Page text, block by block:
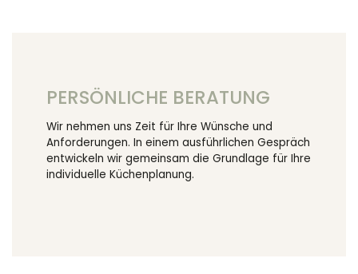
PERSÖNLICHE BERATUNG
Wir nehmen uns Zeit für Ihre Wünsche und
Anforderungen. In einem ausführlichen Gespräch
entwickeln wir gemeinsam die Grundlage für Ihre
individuelle Küchenplanung.